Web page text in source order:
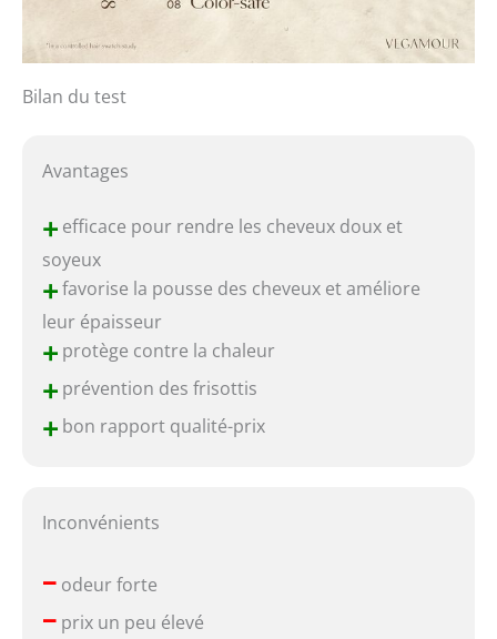
Bilan du test
Avantages
+efficace pour rendre les cheveux doux et
soyeux
+favorise la pousse des cheveux et améliore
leur épaisseur
+protège contre la chaleur
+prévention des frisottis
+bon rapport qualité-prix
Inconvénients
–odeur forte
–prix un peu élevé